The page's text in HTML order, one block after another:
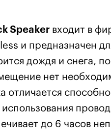
Speaker входит в
и предназначен
дождя и снега,
нет
отличается
до 6 часов